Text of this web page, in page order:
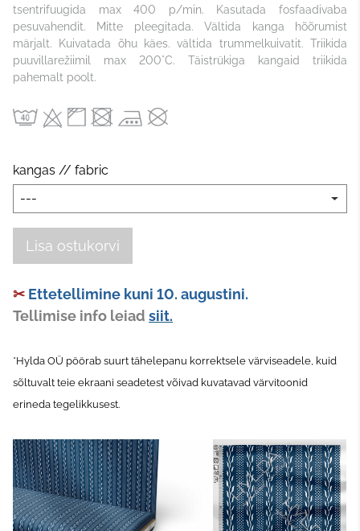
tsentrifuugida max 400 p/min. Kasutada fosfaadivaba
pesuvahendit. Mitte pleegitada. Vältida kanga hõõrumist
märjalt. Kuivatada õhu käes. vältida trummelkuivatit. Triikida
puuvillarežiimil max 200°C. Täistrükiga kangaid triikida
pahemalt poolt.
kangas // fabric
Lisa ostukorvi
✂ Ettetellimine kuni 10. augustini.
Tellimise info leiad siit.
*Hylda OÜ pöörab suurt tähelepanu korrektsele värviseadele, kuid
sõltuvalt teie ekraani seadetest võivad kuvatavad värvitoonid
erineda tegelikkusest.